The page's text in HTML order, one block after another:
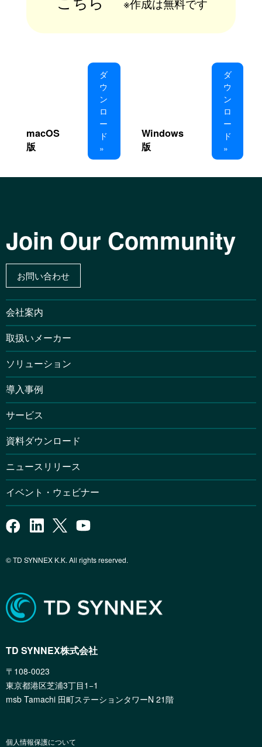
※作成は無料です
macOS
版
ダ
ウ
ン
ロ
ー
ド
»
Windows
版
ダ
ウ
ン
ロ
ー
ド
»
Join Our Community
お問い合わせ
会社案内
取扱いメーカー
ソリューション
導入事例
サービス
資料ダウンロード
ニュースリリース
イベント・ウェビナー
© TD SYNNEX K.K. All rights reserved.
TD SYNNEX株式会社
〒108-0023
東京都港区芝浦3丁目1−1
msb Tamachi 田町ステーションタワーN 21階
個人情報保護について